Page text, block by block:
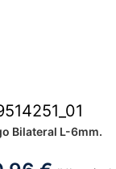
Bilateral L-6mm.